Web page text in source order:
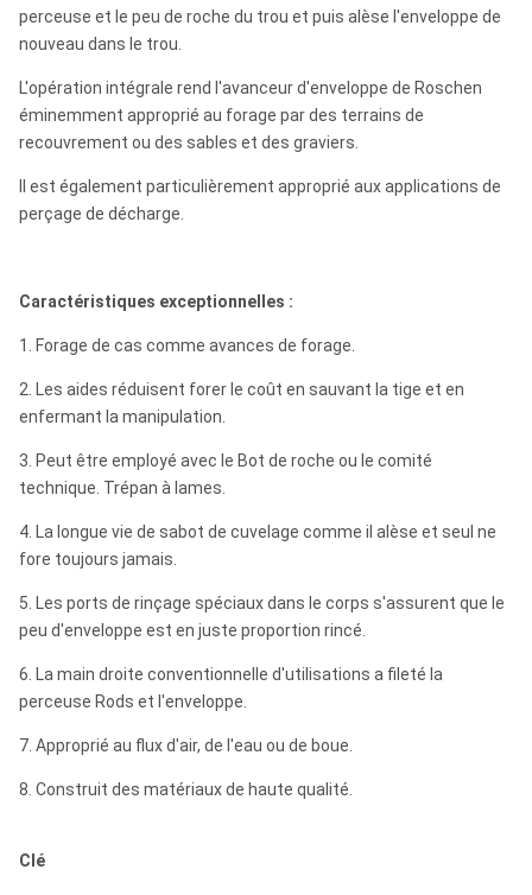
perceuse et le peu de roche du trou et puis alèse l'enveloppe de
nouveau dans le trou.
L'opération intégrale rend l'avanceur d'enveloppe de Roschen
éminemment approprié au forage par des terrains de
recouvrement ou des sables et des graviers.
Il est également particulièrement approprié aux applications de
perçage de décharge.
Caractéristiques exceptionnelles :
1. Forage de cas comme avances de forage.
2. Les aides réduisent forer le coût en sauvant la tige et en
enfermant la manipulation.
3. Peut être employé avec le Bot de roche ou le comité
technique. Trépan à lames.
4. La longue vie de sabot de cuvelage comme il alèse et seul ne
fore toujours jamais.
5. Les ports de rinçage spéciaux dans le corps s'assurent que le
peu d'enveloppe est en juste proportion rincé.
6. La main droite conventionnelle d'utilisations a fileté la
perceuse Rods et l'enveloppe.
7. Approprié au flux d'air, de l'eau ou de boue.
8. Construit des matériaux de haute qualité.
Clé